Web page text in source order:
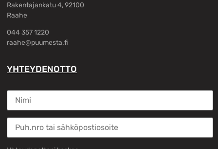
Rakentajankatu 4, 92100
Raahe
044 357 1220
raahe@puumesta.fi
YHTEYDENOTTO